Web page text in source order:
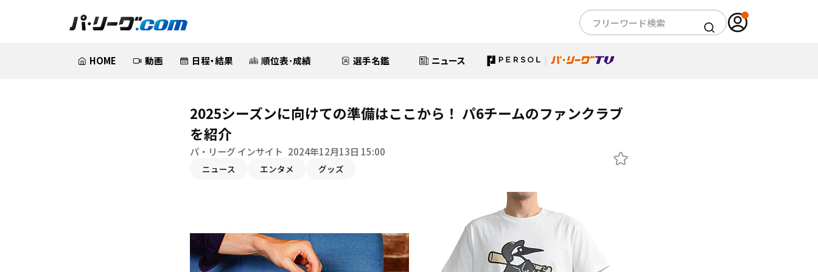
HOME 動画 日程・結果 順位表･成績 選手名鑑 ニュース
2025シーズンに向けての準備はここから！ パ6チームのファンクラブ
を紹介
パ・リーグ インサイト 2024年12月13日 15:00
ニュース エンタメ グッズ